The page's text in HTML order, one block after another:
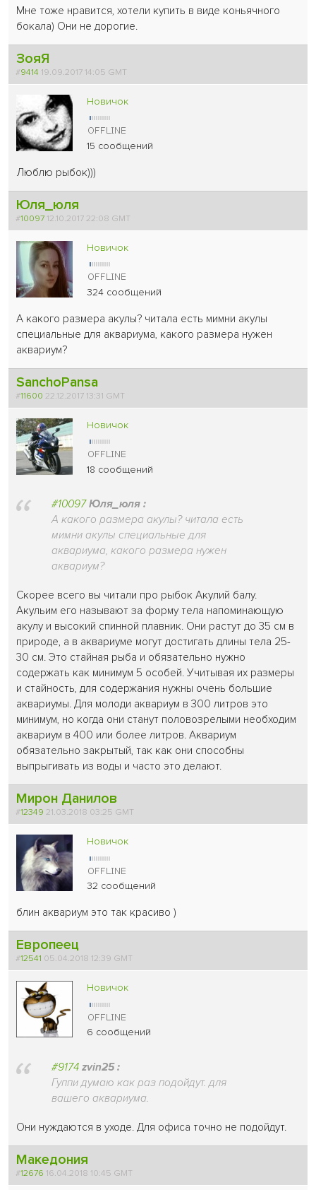
Мне тоже нравится, хотели купить в виде коньячного
бокала) Они не дорогие.
ЗояЯ
#9414 19.09.2017 14:05 GMT
Новичок
15 сообщений
Люблю рыбок)))
Юля_юля
#10097 12.10.2017 22:08 GMT
Новичок
324 сообщений
А какого размера акулы? читала есть мимни акулы
специальные для аквариума, какого размера нужен
аквариум?
SanchoPansa
#11600 22.12.2017 13:31 GMT
Новичок
18 сообщений
#10097 Юля_юля :
А какого размера акулы? читала есть
мимни акулы специальные для
аквариума, какого размера нужен
аквариум?
Скорее всего вы читали про рыбок Акулий балу.
Акульим его называют за форму тела напоминающую
акулу и высокий спинной плавник. Они растут до 35 см в
природе, а в аквариуме могут достигать длины тела 25-
30 см. Это стайная рыба и обязательно нужно
содержать как минимум 5 особей. Учитывая их размеры
и стайность, для содержания нужны очень большие
аквариумы. Для молоди аквариум в 300 литров это
минимум, но когда они станут половозрелыми необходим
аквариум в 400 или более литров. Аквариум
обязательно закрытый, так как они способны
выпрыгивать из воды и часто это делают.
Мирон Данилов
#12349 21.03.2018 03:25 GMT
Новичок
32 сообщений
блин аквариум это так красиво )
Европеец
#12541 05.04.2018 12:39 GMT
Новичок
6 сообщений
#9174 zvin25 :
Гуппи думаю как раз подойдут. для
вашего аквариума.
Они нуждаются в уходе. Для офиса точно не подойдут.
Македония
#12676 16.04.2018 10:45 GMT